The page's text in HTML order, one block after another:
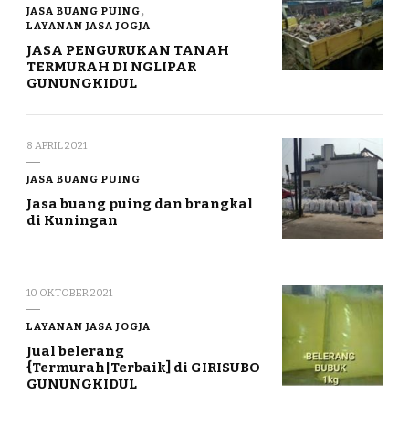
JASA BUANG PUING
LAYANAN JASA JOGJA
JASA PENGURUKAN TANAH
TERMURAH DI NGLIPAR
GUNUNGKIDUL
8 APRIL 2021
JASA BUANG PUING
Jasa buang puing dan brangkal
di Kuningan
10 OKTOBER 2021
LAYANAN JASA JOGJA
Jual belerang
{Termurah|Terbaik] di GIRISUBO
GUNUNGKIDUL